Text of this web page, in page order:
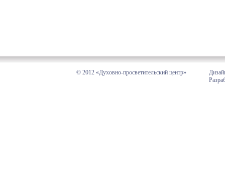
© 2012 «Духовно-просветительский центр»